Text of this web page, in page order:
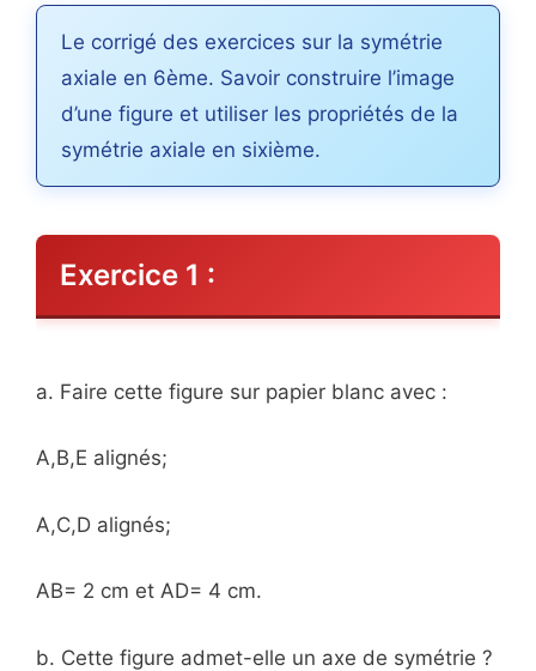
Le corrigé des exercices sur la symétrie
axiale en 6ème. Savoir construire l’image
d’une figure et utiliser les propriétés de la
symétrie axiale en sixième.
Exercice 1 :
a. Faire cette figure sur papier blanc avec :
A,B,E alignés;
A,C,D alignés;
AB= 2 cm et AD= 4 cm.
b. Cette figure admet-elle un axe de symétrie ?